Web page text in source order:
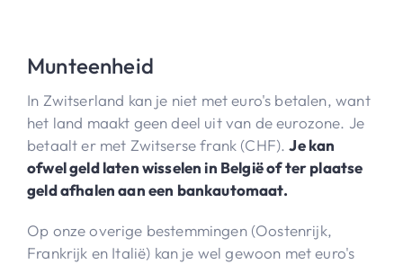
Munteenheid
In Zwitserland kan je niet met euro's betalen, want
het land maakt geen deel uit van de eurozone. Je
betaalt er met Zwitserse frank (CHF).Je kan
ofwel geld laten wisselen in België of ter plaatse
geld afhalen aan een bankautomaat.
Op onze overige bestemmingen (Oostenrijk,
Frankrijk en Italië) kan je wel gewoon met euro's